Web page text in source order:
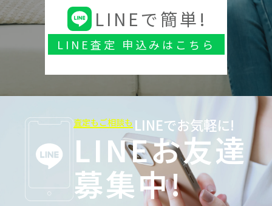
LINEで簡単!
LINE査定 申込みはこちら
査定もご相談も LINEでお気軽に!
LINEお友達
募集中!